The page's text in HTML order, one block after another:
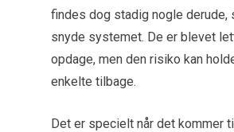
findes dog stadig nogle derude,
snyde systemet. De er blevet
opdage, men den risiko kan
enkelte tilbage.
Det er specielt når det kommer